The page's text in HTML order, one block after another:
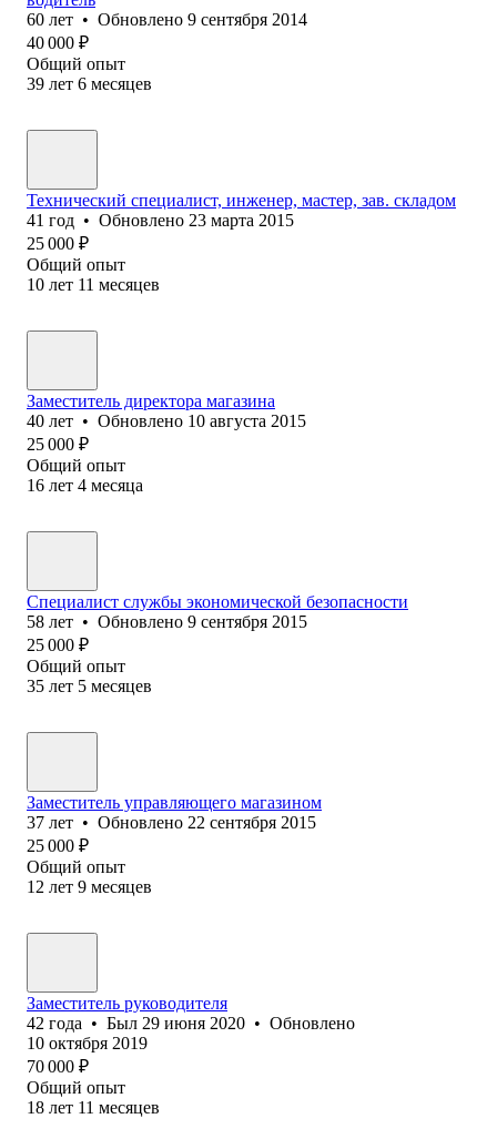
60 лет • Обновлено 9 сентября 2014
40 000 ₽
Общий опыт
39 лет 6 месяцев
Технический специалист, инженер, мастер, зав. складом
41 год • Обновлено 23 марта 2015
25 000 ₽
Общий опыт
10 лет 11 месяцев
Заместитель директора магазина
40 лет • Обновлено 10 августа 2015
25 000 ₽
Общий опыт
16 лет 4 месяца
Специалист службы экономической безопасности
58 лет • Обновлено 9 сентября 2015
25 000 ₽
Общий опыт
35 лет 5 месяцев
Заместитель управляющего магазином
37 лет • Обновлено 22 сентября 2015
25 000 ₽
Общий опыт
12 лет 9 месяцев
Заместитель руководителя
42 года • Был 29 июня 2020 • Обновлено
10 октября 2019
70 000 ₽
Общий опыт
18 лет 11 месяцев